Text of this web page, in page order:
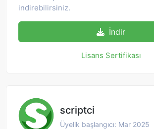
indirebilirsiniz.
İndir
Lisans Sertifikası
scriptci
Üyelik başlangıcı: Mar 2025